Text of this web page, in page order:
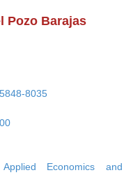
Pozo Barajas
8035
Applied Economics and